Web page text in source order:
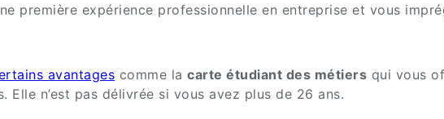
première expérience professionnelle en entreprise et vous
avantages comme la carte étudiant des métiers qui vous
Elle n’est pas délivrée si vous avez plus de 26 ans.